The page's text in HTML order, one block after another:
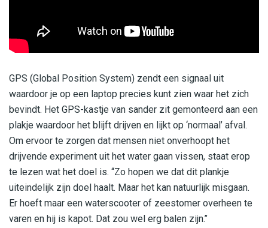
GPS (Global Position System) zendt een signaal uit
waardoor je op een laptop precies kunt zien waar het zich
bevindt. Het GPS-kastje van sander zit gemonteerd aan een
plakje waardoor het blijft drijven en lijkt op ‘normaal’ afval.
Om ervoor te zorgen dat mensen niet onverhoopt het
drijvende experiment uit het water gaan vissen, staat erop
te lezen wat het doel is. “Zo hopen we dat dit plankje
uiteindelijk zijn doel haalt. Maar het kan natuurlijk misgaan.
Er hoeft maar een waterscooter of zeestomer overheen te
varen en hij is kapot. Dat zou wel erg balen zijn.’’